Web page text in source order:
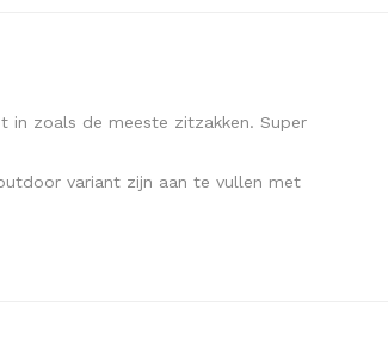
in zoals de meeste zitzakken. Super
variant zijn aan te vullen met